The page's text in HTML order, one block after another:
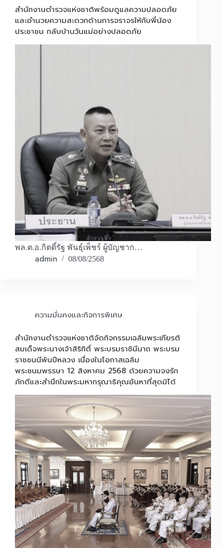
สำนักงานตำรวจแห่งชาติพร้อมดูแลความปลอดภัย
และอำนวยความสะดวกด้านการจราจรให้กับพี่น้อง
ประชาชน กลับบ้านวันแม่อย่างปลอดภัย
พล.ต.อ.กิตติ์รัฐ พันธุ์เพ็ชร์ ผู้บัญชาก…
admin 08/08/2568
ความมั่นคงและกิจการพิเศษ
สำนักงานตำรวจแห่งชาติจัดกิจกรรมเฉลิมพระเกียรติ
สมเด็จพระนางเจ้าสิริกิติ์ พระบรมราชินีนาถ พระบรม
ราชชนนีพันปีหลวง เนื่องในโอกาสเฉลิม
พระชนมพรรษา 12 สิงหาคม 2568 ด้วยความจงรัก
ภักดีและสำนึกในพระมหากรุณาธิคุณอันหาที่สุดมิได้